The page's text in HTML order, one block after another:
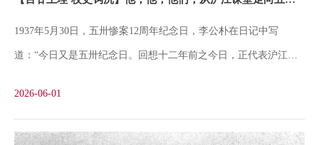
国麻风防治体系建设奠定了基础。1925年沪江大学首届女毕业生合
影1920年沪江大学试招女生4名，成为国内最早男女同校的大学之
1937年5月30日，五卅惨案12周年纪念日，李公朴在日记中写
道：“今日又是五卅纪念日。回想十二年前之今日，正代表沪江大
2026-06-01